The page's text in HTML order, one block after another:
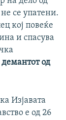
се упатени.
кој повеќе
и спасува
од
Изјавата
е од 26